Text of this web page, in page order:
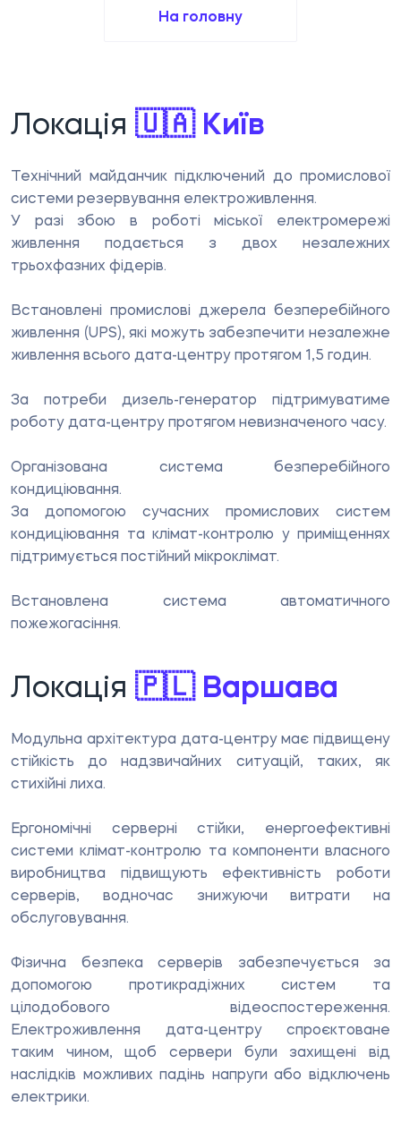
На головну
Локація 🇺🇦 Київ
Технічний майданчик підключений до промислової
системи резервування електроживлення.
У разі збою в роботі міської електромережі
живлення подається з двох незалежних
трьохфазних фідерів.
Встановлені промислові джерела безперебійного
живлення (UPS), які можуть забезпечити незалежне
живлення всього дата-центру протягом 1,5 годин.
За потреби дизель-генератор підтримуватиме
роботу дата-центру протягом невизначеного часу.
Організована система безперебійного
кондиціювання.
За допомогою сучасних промислових систем
кондиціювання та клімат-контролю у приміщеннях
підтримується постійний мікроклімат.
Встановлена система автоматичного
пожежогасіння.
Локація 🇵🇱 Варшава
Модульна архітектура дата-центру має підвищену
стійкість до надзвичайних ситуацій, таких, як
стихійні лиха.
Ергономічні серверні стійки, енергоефективні
системи клімат-контролю та компоненти власного
виробництва підвищують ефективність роботи
серверів, водночас знижуючи витрати на
обслуговування.
Фізична безпека серверів забезпечується за
допомогою протикрадіжних систем та
цілодобового відеоспостереження.
Електроживлення дата-центру спроєктоване
таким чином, щоб сервери були захищені від
наслідків можливих падінь напруги або відключень
електрики.